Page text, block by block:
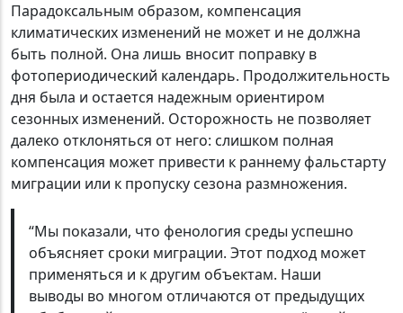
Парадоксальным образом, компенсация
климатических изменений не может и не должна
быть полной. Она лишь вносит поправку в
фотопериодический календарь. Продолжительность
дня была и остается надежным ориентиром
сезонных изменений. Осторожность не позволяет
далеко отклоняться от него: слишком полная
компенсация может привести к раннему фальстарту
миграции или к пропуску сезона размножения.
“Мы показали, что фенология среды успешно
объясняет сроки миграции. Этот подход может
применяться и к другим объектам. Наши
выводы во многом отличаются от предыдущих